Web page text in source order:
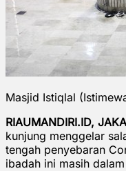
Masjid Istiqlal
RIAUMANDIRI.ID,
kunjung menggelar
tengah penyebaran
ibadah ini masih